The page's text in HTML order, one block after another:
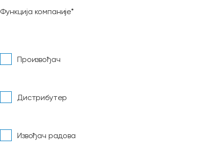
Функција компаније*
Произвођач
Дистрибутер
Извођач радова